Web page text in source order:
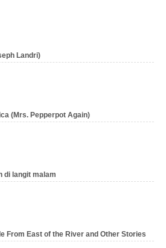
Landri)
(Mrs. Pepperpot Again)
di langit malam
From East of the River and Other Stories